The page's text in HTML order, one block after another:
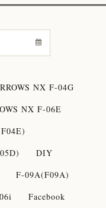
NX F-04G
NX F-06E
DIY
F-09A(F09A)
Facebook